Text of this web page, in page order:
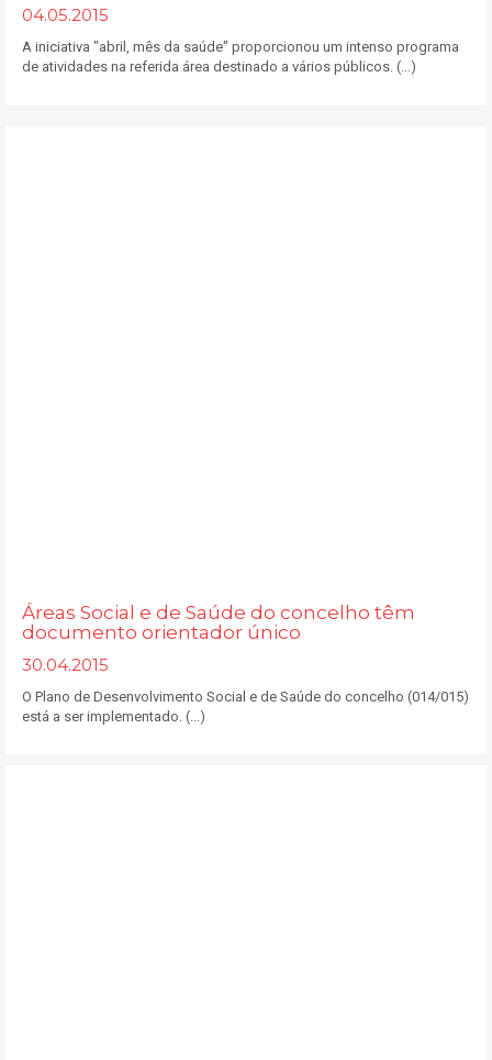
04.05.2015
A iniciativa "abril, mês da saúde" proporcionou um intenso programa
de atividades na referida área destinado a vários públicos. (...)
Áreas Social e de Saúde do concelho têm
documento orientador único
30.04.2015
O Plano de Desenvolvimento Social e de Saúde do concelho (014/015)
está a ser implementado. (...)